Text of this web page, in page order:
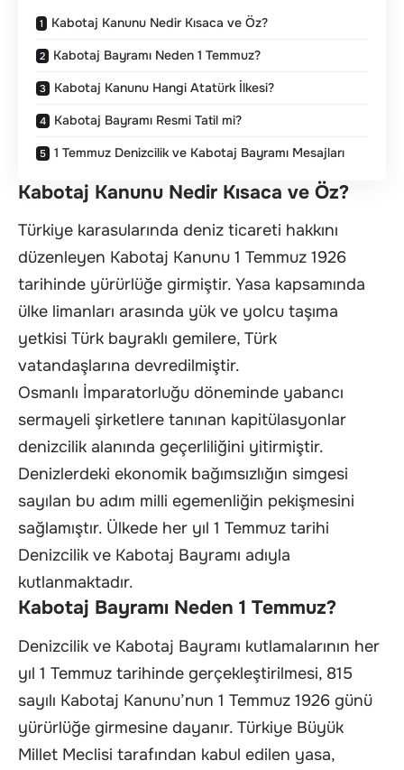
Kabotaj Kanunu Nedir Kısaca ve Öz?
Kabotaj Bayramı Neden 1 Temmuz?
Kabotaj Kanunu Hangi Atatürk İlkesi?
Kabotaj Bayramı Resmi Tatil mi?
1 Temmuz Denizcilik ve Kabotaj Bayramı Mesajları
Kabotaj Kanunu Nedir Kısaca ve Öz?
Türkiye karasularında deniz ticareti hakkını
düzenleyen Kabotaj Kanunu 1 Temmuz 1926
tarihinde yürürlüğe girmiştir. Yasa kapsamında
ülke limanları arasında yük ve yolcu taşıma
yetkisi Türk bayraklı gemilere, Türk
vatandaşlarına devredilmiştir.
Osmanlı İmparatorluğu döneminde yabancı
sermayeli şirketlere tanınan kapitülasyonlar
denizcilik alanında geçerliliğini yitirmiştir.
Denizlerdeki ekonomik bağımsızlığın simgesi
sayılan bu adım milli egemenliğin pekişmesini
sağlamıştır. Ülkede her yıl 1 Temmuz tarihi
Denizcilik ve Kabotaj Bayramı adıyla
kutlanmaktadır.
Kabotaj Bayramı Neden 1 Temmuz?
Denizcilik ve Kabotaj Bayramı kutlamalarının her
yıl 1 Temmuz tarihinde gerçekleştirilmesi, 815
sayılı Kabotaj Kanunu’nun 1 Temmuz 1926 günü
yürürlüğe girmesine dayanır. Türkiye Büyük
Millet Meclisi tarafından kabul edilen yasa,